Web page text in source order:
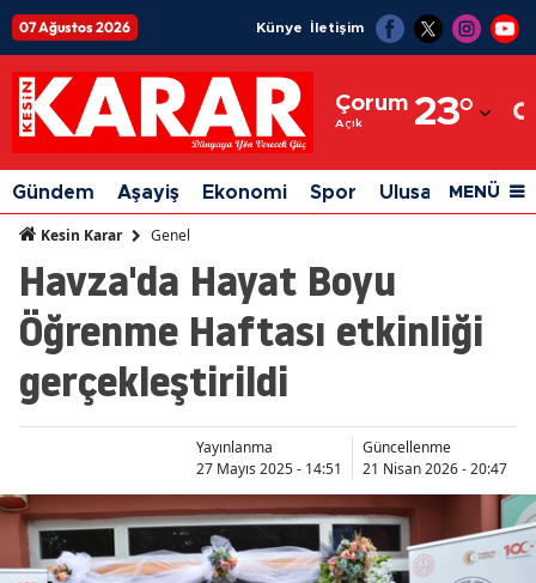
07 Ağustos 2026 Künye İletişim
Çorum
Açık 23°
Adıyaman
Afyonkarahisar
Ağrı
Amasya
Ankara
Aydın
Balıkesir
Bilecik
Gündem Aşayiş Ekonomi Spor Ulusal Siyaset
MENÜ
Kesin Karar Genel
Havza'da Hayat Boyu
Öğrenme Haftası etkinliği
gerçekleştirildi
Yayınlanma
27 Mayıs 2025 - 14:51
Güncellenme
21 Nisan 2026 - 20:47